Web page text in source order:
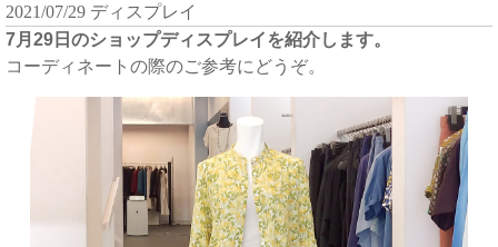
2021/07/29 ディスプレイ
7月29日のショップディスプレイを紹介します。
コーディネートの際のご参考にどうぞ。